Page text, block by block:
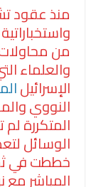
منذ عقود
من محاولات
والعلماء
الإسرائيل
النووي
المتكررة
الوسائل
خططت في
المباشر